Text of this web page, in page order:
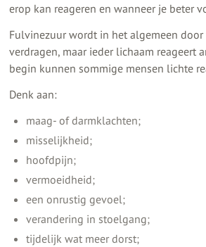
erop kan reageren en wanneer je beter
Fulvinezuur wordt in het algemeen
verdragen, maar ieder lichaam reageert
begin kunnen sommige mensen lichte
Denk aan:
maag- of darmklachten;
misselijkheid;
hoofdpijn;
vermoeidheid;
een onrustig gevoel;
verandering in stoelgang;
tijdelijk wat meer dorst;